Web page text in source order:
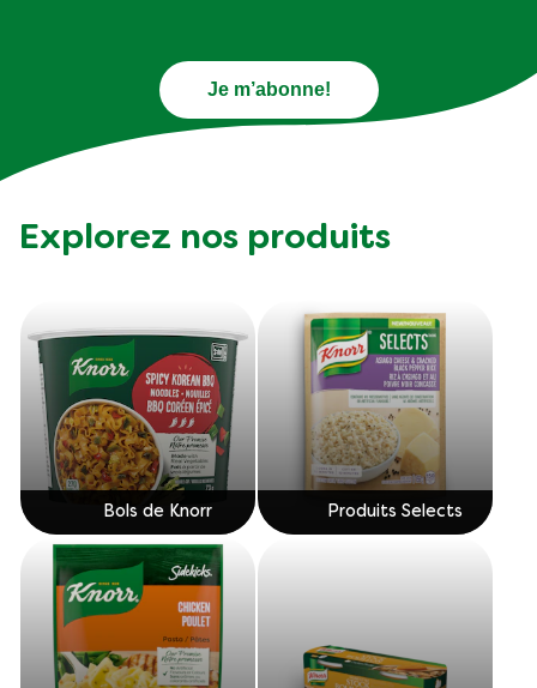
Je m’abonne!
Explorez nos produits
Bols de Knorr Produits Selects